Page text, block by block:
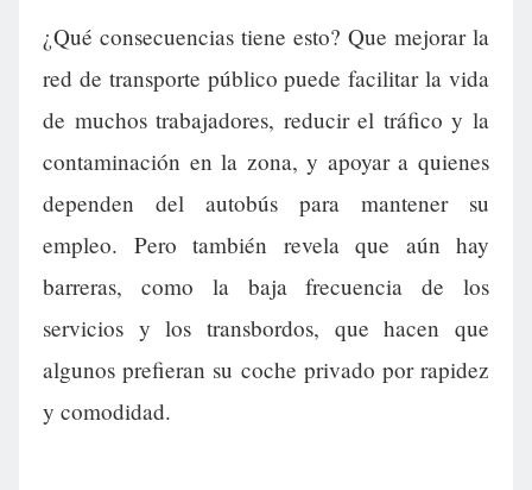
¿Qué consecuencias tiene esto? Que mejorar la
red de transporte público puede facilitar la vida
de muchos trabajadores, reducir el tráfico y la
contaminación en la zona, y apoyar a quienes
dependen del autobús para mantener su
empleo. Pero también revela que aún hay
barreras, como la baja frecuencia de los
servicios y los transbordos, que hacen que
algunos prefieran su coche privado por rapidez
y comodidad.